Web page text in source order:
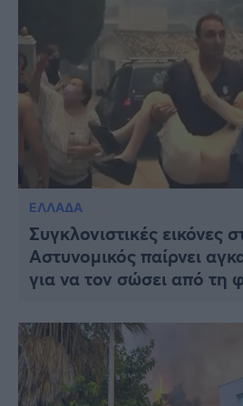
ΕΛΛΑΔΑ
Συγκλονιστικές εικόνες
Αστυνομικός παίρνει
για να τον σώσει από τη